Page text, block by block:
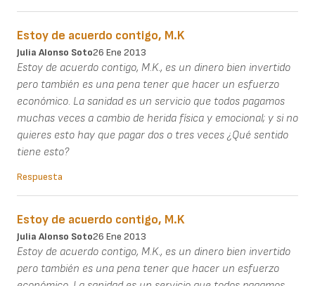
Estoy de acuerdo contigo, M.K
Julia Alonso Soto26 Ene 2013
Estoy de acuerdo contigo, M.K., es un dinero bien invertido
pero también es una pena tener que hacer un esfuerzo
económico. La sanidad es un servicio que todos pagamos
muchas veces a cambio de herida física y emocional; y si no
quieres esto hay que pagar dos o tres veces ¿Qué sentido
tiene esto?
Respuesta
Estoy de acuerdo contigo, M.K
Julia Alonso Soto26 Ene 2013
Estoy de acuerdo contigo, M.K., es un dinero bien invertido
pero también es una pena tener que hacer un esfuerzo